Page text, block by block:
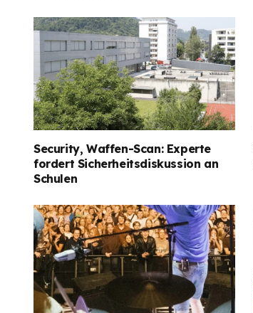
Security, Waffen-Scan: Experte
fordert Sicherheitsdiskussion an
Schulen